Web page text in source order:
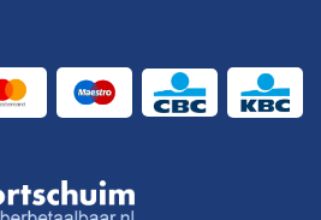
Martindale
meter
af te halen in IJmuiden